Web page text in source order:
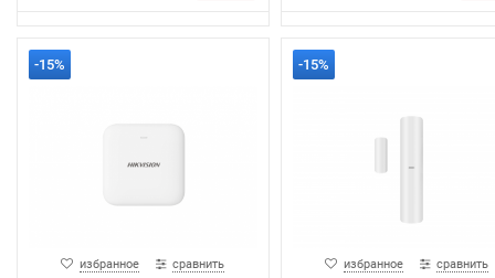
-15%
избранное сравнить
-15%
избранное сравнить